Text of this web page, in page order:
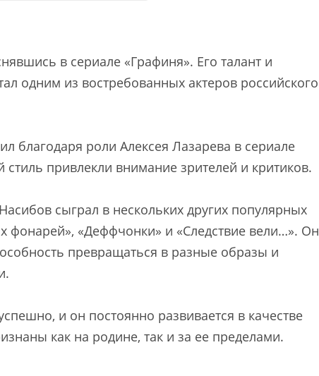
в сериале «Графиня». Его талант и
одним из востребованных актеров российского
благодаря роли Алексея Лазарева в сериале
привлекли внимание зрителей и критиков.
сыграл в нескольких других популярных
фонарей», «Деффчонки» и «Следствие вели…». Он
превращаться в разные образы и
и он постоянно развивается в качестве
как на родине, так и за ее пределами.